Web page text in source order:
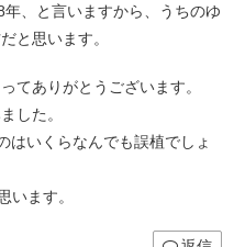
、と言いますから、うちのゆ
と思います。
てありがとうございます。
した。
はいくらなんでも誤植でしょ
います。